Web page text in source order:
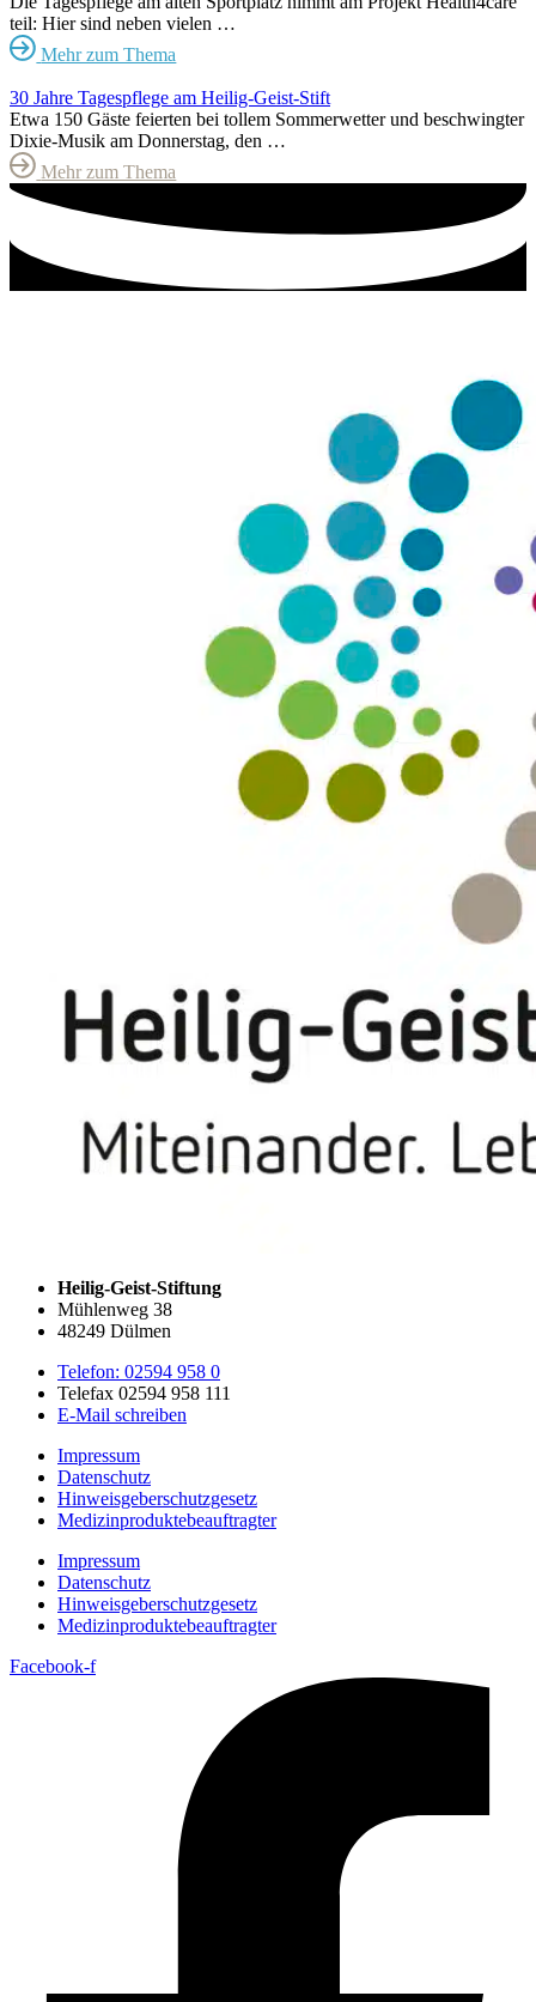
teil: Hier sind neben vielen …
Mehr zum Thema
30 Jahre Tagespflege am Heilig-Geist-Stift
Etwa 150 Gäste feierten bei tollem Sommerwetter und beschwingter
Dixie-Musik am Donnerstag, den …
Mehr zum Thema
Heilig-Geist-Stiftung
Mühlenweg 38
48249 Dülmen
Telefon: 02594 958 0
Telefax 02594 958 111
E-Mail schreiben
Impressum
Datenschutz
Hinweisgeberschutzgesetz
Medizin­produkte­beauftragter
Impressum
Datenschutz
Hinweisgeberschutzgesetz
Medizin­produkte­beauftragter
Facebook-f